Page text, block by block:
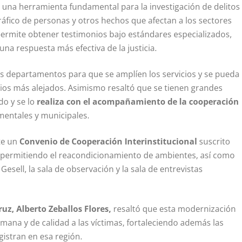
una herramienta fundamental para la investigación de delitos
de personas y otros hechos que afectan a los sectores
obtener testimonios bajo estándares especializados,
respuesta más efectiva de la justicia.
departamentos para que se amplíen los servicios y se pueda
más alejados. Asimismo resaltó que se tienen grandes
y se lo realiza con el acompañamiento de la cooperación
y municipales.
un Convenio de Cooperación Interinstitucional suscrito
el reacondicionamiento de ambientes, así como
la sala de observación y la sala de entrevistas
Alberto Zeballos Flores, resaltó que esta modernización
y de calidad a las víctimas, fortaleciendo además las
en esa región.